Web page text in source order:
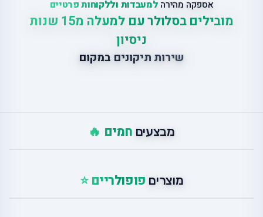
אספקה מהירה למעבדות וללקוחות פרטיים
מובילים בסלולר עם למעלה מ15 שנות
ניסיון
שירות תיקונים במקום
מבצעים חמים 🔥
מוצרים פופולריים ⭐